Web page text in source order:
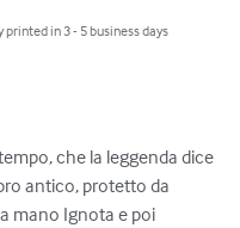
printed in 3 - 5 business days
che la leggenda dice
antico, protetto da
mano Ignota e poi